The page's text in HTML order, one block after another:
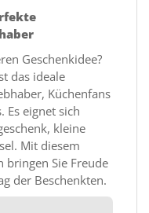
Geschenkidee?
das ideale
Küchenfans
Es eignet sich
kleine
Mit diesem
bringen Sie Freude
der Beschenkten.